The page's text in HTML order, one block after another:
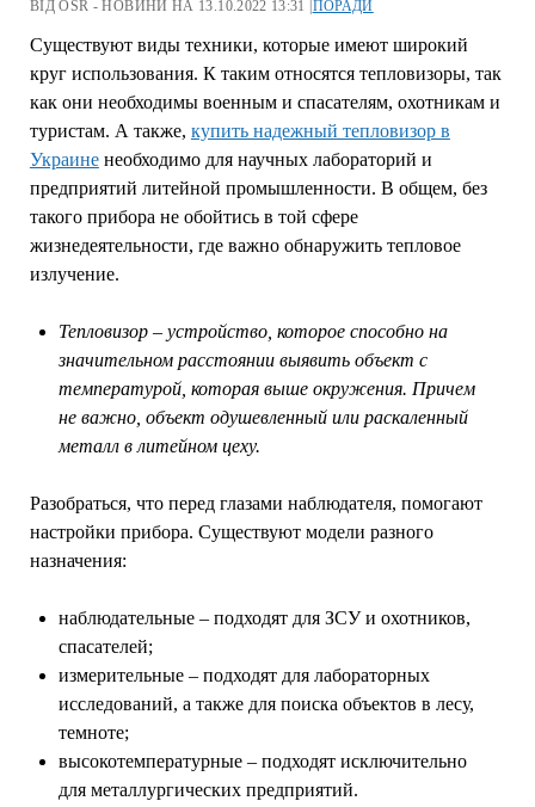
ВІД OSR - НОВИНИ НА 13.10.2022 13:31 |ПОРАДИ
Существуют виды техники, которые имеют широкий
круг использования. К таким относятся тепловизоры, так
как они необходимы военным и спасателям, охотникам и
туристам. А также, купить надежный тепловизор в
Украиненеобходимо для научных лабораторий и
предприятий литейной промышленности. В общем, без
такого прибора не обойтись в той сфере
жизнедеятельности, где важно обнаружить тепловое
излучение.
Тепловизор – устройство, которое способно на
значительном расстоянии выявить объект с
температурой, которая выше окружения. Причем
не важно, объект одушевленный или раскаленный
металл в литейном цеху.
Разобраться, что перед глазами наблюдателя, помогают
настройки прибора. Существуют модели разного
назначения:
наблюдательные – подходят для ЗСУ и охотников,
спасателей;
измерительные – подходят для лабораторных
исследований, а также для поиска объектов в лесу,
темноте;
высокотемпературные – подходят исключительно
для металлургических предприятий.